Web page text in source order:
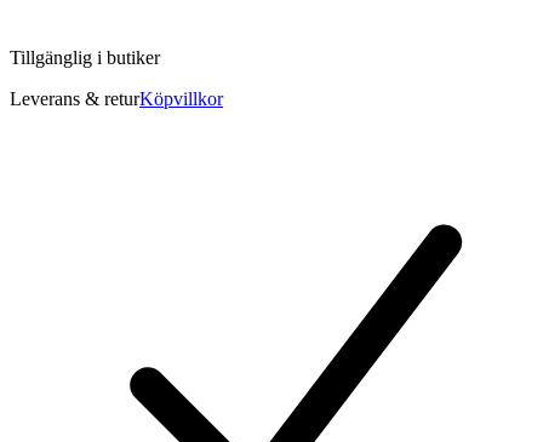
Tillgänglig i butiker
Leverans & returKöpvillkor